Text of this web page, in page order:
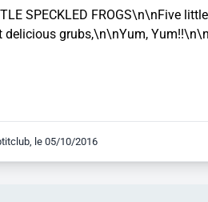
SPECKLED FROGS\n\nFive
delicious grubs,\n\nYum,
, le 05/10/2016